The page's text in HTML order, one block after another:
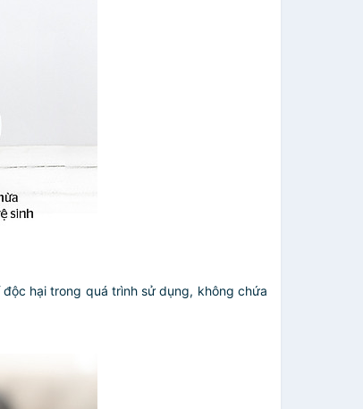
hại trong quá trình sử dụng, không chứa